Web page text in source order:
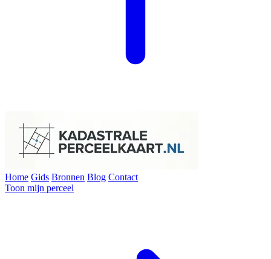
Home Gids Bronnen Blog Contact
Toon mijn perceel